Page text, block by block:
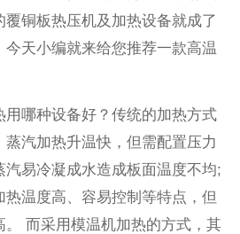
铜板热压机及加热设备就成了
天小编就来给您推荐一款高温
用哪种设备好？传统的加热方式
汽加热升温快，但需配置压力
易冷凝成水造成板面温度不均;
温度高、容易控制等特点，但
。 而采用模温机加热的方式，其